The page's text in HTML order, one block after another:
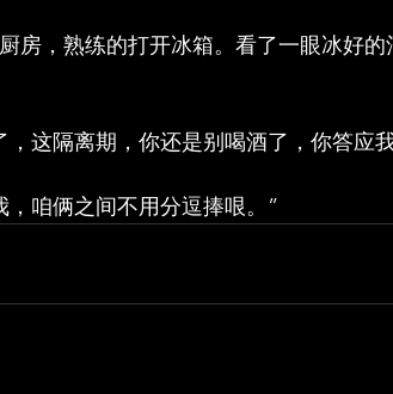
房，熟练的打开冰箱。看了一眼冰好的
这隔离期，你还是别喝酒了，你答应
咱俩之间不用分逗捧哏。”